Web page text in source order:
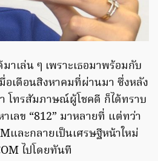
าเล่น ๆ เพราะเธอมาพร้อมกับ
อเดือนสิงหาคมที่ผ่านมา ซึ่งหลัง
โทรสัมภาษณ์ผู้โชคดี ก็ได้ทราบ
ลข “812” มาหลายที่ แต่ทว่า
และกลายเป็นเศรษฐีหน้าใหม่
ไปโดยทันที